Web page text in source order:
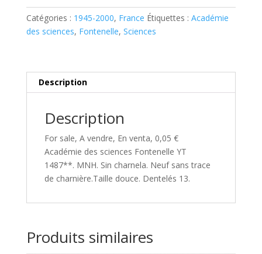
Fontenelle
YT
Catégories : 1945-2000, France Étiquettes : Académie
des sciences, Fontenelle, Sciences
Description
Description
For sale, A vendre, En venta, 0,05 €
Académie des sciences Fontenelle YT
1487**. MNH. Sin charnela. Neuf sans trace
de charnière.Taille douce. Dentelés 13.
Produits similaires